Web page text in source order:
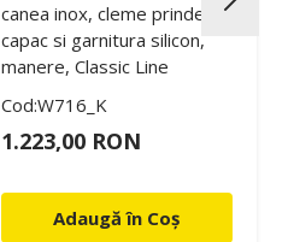
canea inox, cleme prindere
capac si garnitura silicon,
manere, Classic Line
Cod:W716_K
1.223,00 RON
Adaugă în Coș